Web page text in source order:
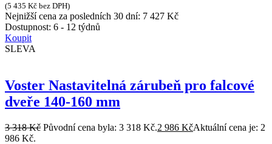
(5 435 Kč bez DPH)
Nejnižší cena za posledních 30 dní: 7 427 Kč
Dostupnost: 6 - 12 týdnů
Koupit
SLEVA
Voster Nastavitelná zárubeň pro falcové
dveře 140-160 mm
3 318Kč Původní cena byla: 3 318 Kč.2 986 KčAktuální cena je: 2
986 Kč.